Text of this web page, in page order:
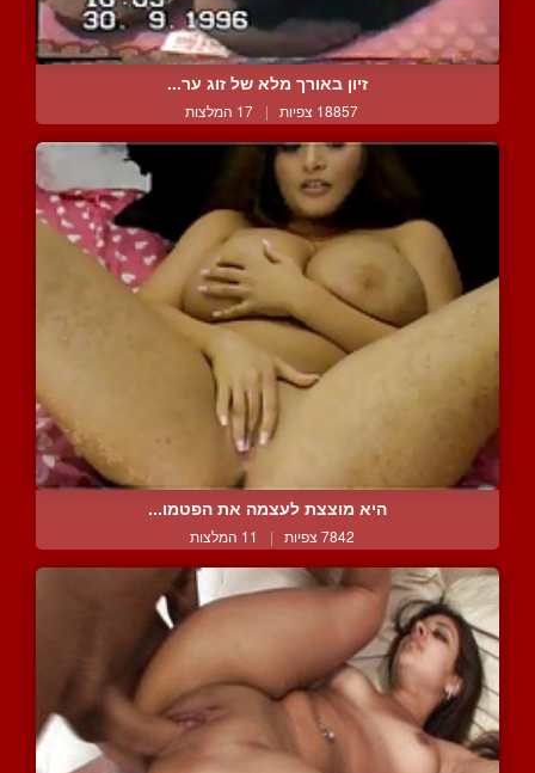
זיון באורך מלא של זוג ער...
18857 צפיות | 17 המלצות
היא מוצצת לעצמה את הפטמו...
7842 צפיות | 11 המלצות